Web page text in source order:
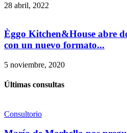
28 abril, 2022
Èggo Kitchen&House abre
con un nuevo formato...
5 noviembre, 2020
Últimas consultas
Consultorio